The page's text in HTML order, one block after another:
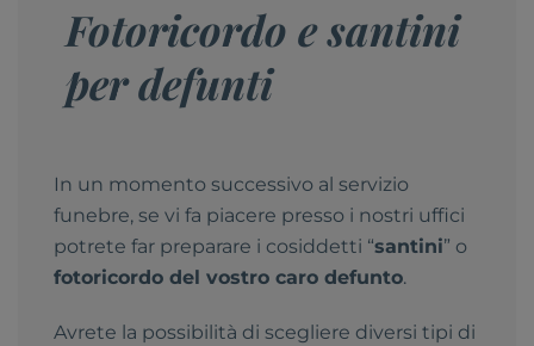
Fotoricordo e santini
per defunti
In un momento successivo al servizio
funebre, se vi fa piacere presso i nostri uffici
potrete far preparare i cosiddetti “santini” o
fotoricordo del vostro caro defunto.
Avrete la possibilità di scegliere diversi tipi di